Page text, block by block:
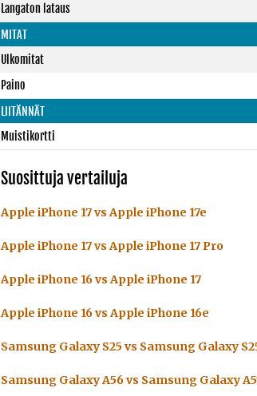
Langaton lataus
MITAT
Ulkomitat
Paino
LIITÄNNÄT
Muistikortti
Suosittuja vertailuja
Apple iPhone 17 vs Apple iPhone 17e
Apple iPhone 17 vs Apple iPhone 17 Pro
Apple iPhone 16 vs Apple iPhone 17
Apple iPhone 16 vs Apple iPhone 16e
Samsung Galaxy S25 vs Samsung Galaxy
Samsung Galaxy A56 vs Samsung Galaxy